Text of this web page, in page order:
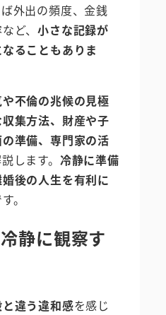
外出の頻度、金銭
ど、小さな記録が
ることもありま
不倫の兆候の見極
集方法、財産や子
準備、専門家の活
します。 冷静に準備
後の人生を有利に
。
静に観察す
違う違和感を感じ